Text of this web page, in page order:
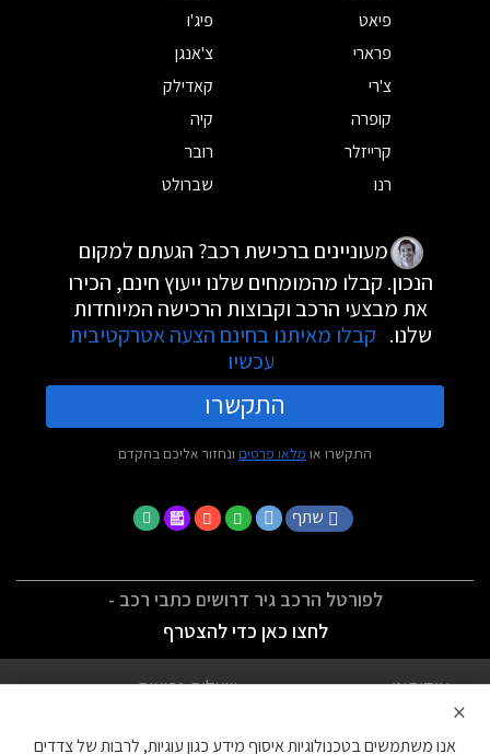
פיאט
פיג'ו
פרארי
צ'אנגן
צ'רי
קאדילק
קופרה
קיה
קרייזלר
רובר
רנו
שברולט
מעוניינים ברכישת רכב? הגעתם למקום
הנכון. קבלו מהמומחים שלנו ייעוץ חינם, הכירו
את מבצעי הרכב וקבוצות הרכישה המיוחדות
שלנו. קבלו מאיתנו בחינם הצעה אטרקטיבית
עכשיו
התקשרו
התקשרו או מלאו פרטים ונחזור אליכם בהקדם
שתף
לפורטל הרכב גיר דרושים כתבי רכב -
לחצו כאן כדי להצטרף
אודותינו
שאלות נפוצות
×
אנו משתמשים בטכנולוגיות איסוף מידע כגון עוגיות, לרבות של צדדים